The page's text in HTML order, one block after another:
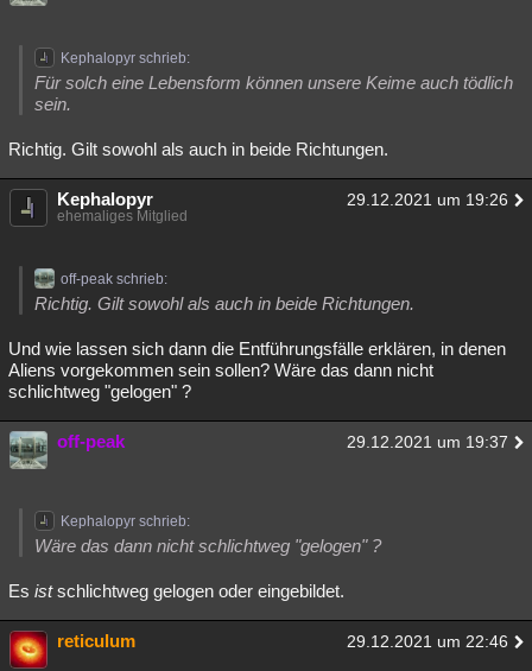
Kephalopyr schrieb:
Für solch eine Lebensform können unsere Keime auch tödlich
sein.
Richtig. Gilt sowohl als auch in beide Richtungen.
Kephalopyr 29.12.2021 um 19:26
ehemaliges Mitglied
off-peak schrieb:
Richtig. Gilt sowohl als auch in beide Richtungen.
Und wie lassen sich dann die Entführungsfälle erklären, in denen
Aliens vorgekommen sein sollen? Wäre das dann nicht
schlichtweg "gelogen" ?
off-peak 29.12.2021 um 19:37
Kephalopyr schrieb:
Wäre das dann nicht schlichtweg "gelogen" ?
Es istschlichtweg gelogen oder eingebildet.
reticulum 29.12.2021 um 22:46